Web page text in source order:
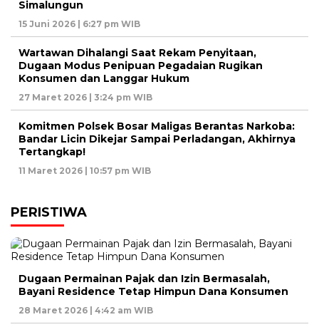
Simalungun
15 Juni 2026 | 6:27 pm WIB
Wartawan Dihalangi Saat Rekam Penyitaan,
Dugaan Modus Penipuan Pegadaian Rugikan
Konsumen dan Langgar Hukum
27 Maret 2026 | 3:24 pm WIB
Komitmen Polsek Bosar Maligas Berantas Narkoba:
Bandar Licin Dikejar Sampai Perladangan, Akhirnya
Tertangkap!
11 Maret 2026 | 10:57 pm WIB
PERISTIWA
Dugaan Permainan Pajak dan Izin Bermasalah,
Bayani Residence Tetap Himpun Dana Konsumen
28 Maret 2026 | 4:42 am WIB